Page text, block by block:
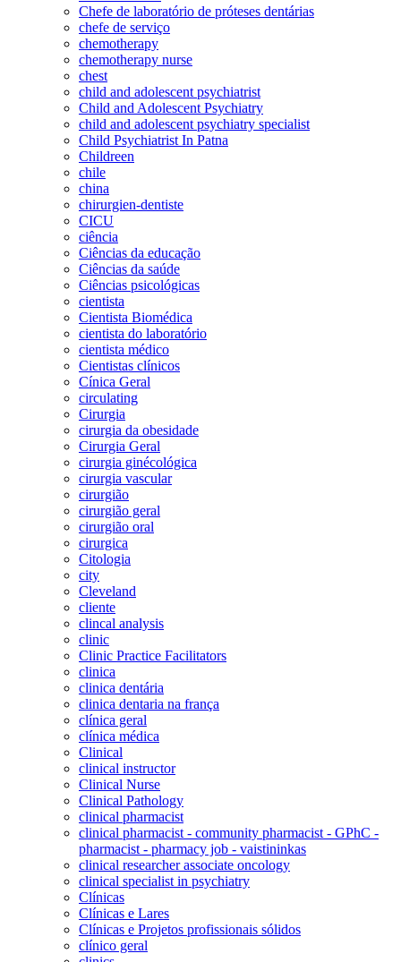
Chefe de laboratório de próteses dentárias
chefe de serviço
chemotherapy
chemotherapy nurse
chest
child and adolescent psychiatrist
Child and Adolescent Psychiatry
child and adolescent psychiatry specialist
Child Psychiatrist In Patna
Childreen
chile
china
chirurgien-dentiste
CICU
ciência
Ciências da educação
Ciências da saúde
Ciências psicológicas
cientista
Cientista Biomédica
cientista do laboratório
cientista médico
Cientistas clínicos
Cínica Geral
circulating
Cirurgia
cirurgia da obesidade
Cirurgia Geral
cirurgia ginécológica
cirurgia vascular
cirurgião
cirurgião geral
cirurgião oral
cirurgica
Citologia
city
Cleveland
cliente
clincal analysis
clinic
Clinic Practice Facilitators
clinica
clinica dentária
clinica dentaria na frança
clínica geral
clínica médica
Clinical
clinical instructor
Clinical Nurse
Clinical Pathology
clinical pharmacist
clinical pharmacist - community pharmacist - GPhC -
pharmacist - pharmacy job - vaistininkas
clinical researcher associate oncology
clinical specialist in psychiatry
Clínicas
Clínicas e Lares
Clínicas e Projetos profissionais sólidos
clínico geral